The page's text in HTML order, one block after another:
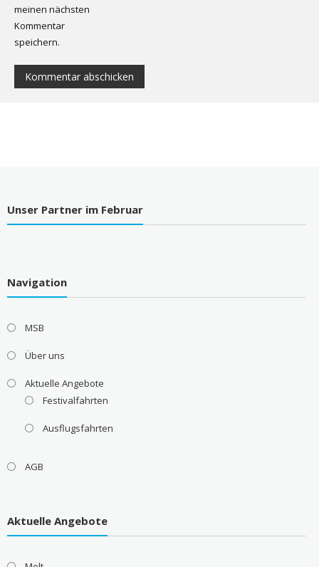
meinen nächsten
Kommentar
speichern.
Unser Partner im Februar
Navigation
MSB
Über uns
Aktuelle Angebote
Festivalfahrten
Ausflugsfahrten
AGB
Aktuelle Angebote